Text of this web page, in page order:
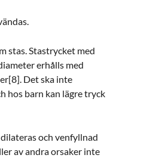
stas. Stastrycket med
erhålls med
Det ska inte
hos barn kan lägre tryck
och venfyllnad
av andra orsaker inte